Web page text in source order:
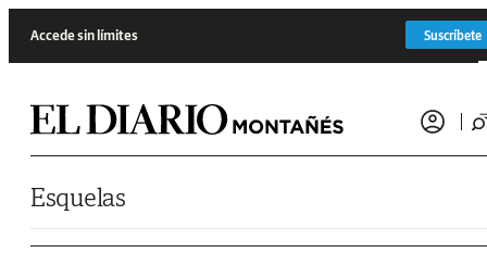
Accede sin límites Suscríbete
Esquelas